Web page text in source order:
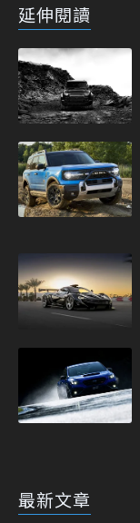
延伸閱讀
最新文章